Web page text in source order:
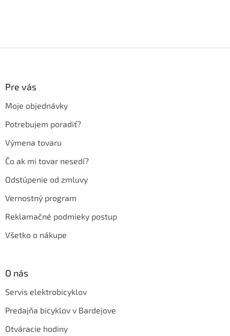
Pre vás
Moje objednávky
Potrebujem poradiť?
Výmena tovaru
Čo ak mi tovar nesedí?
Odstúpenie od zmluvy
Vernostný program
Reklamačné podmieky postup
Všetko o nákupe
O nás
Servis elektrobicyklov
Predajňa bicyklov v Bardejove
Otváracie hodiny